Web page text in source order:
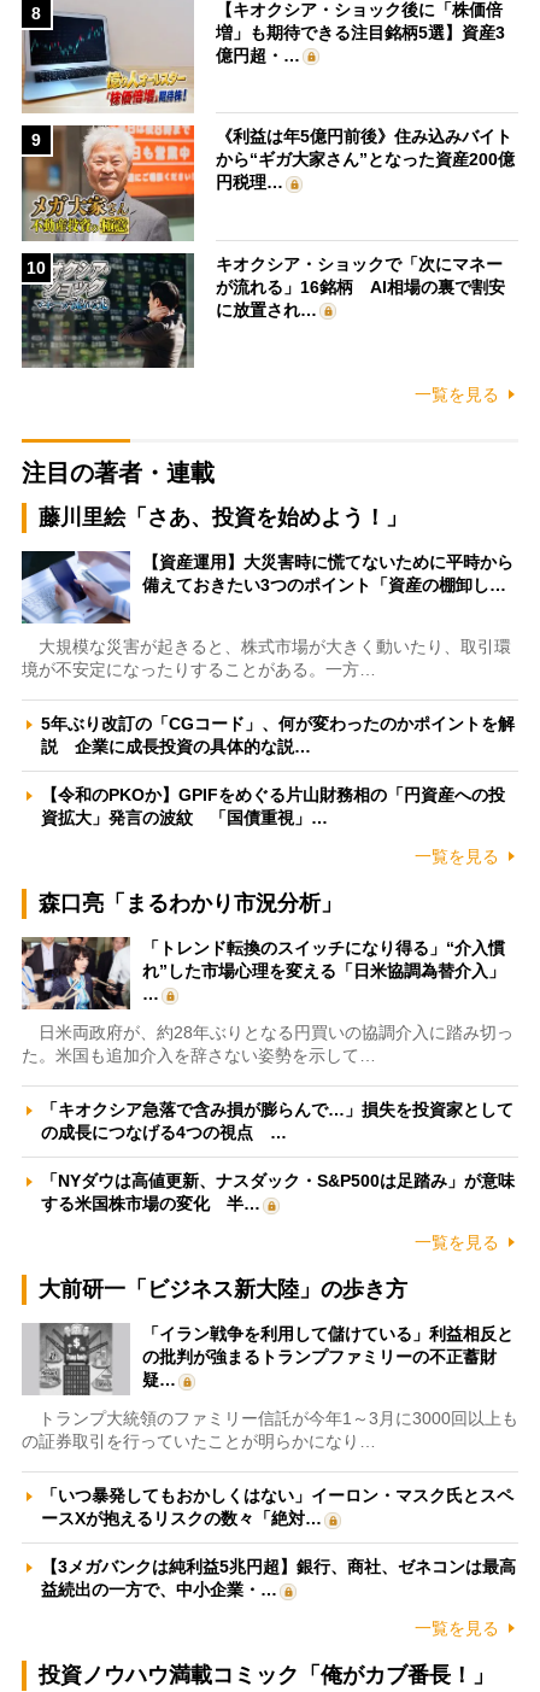
8
【キオクシア・ショック後に「株価倍
増」も期待できる注目銘柄5選】資産3
億円超・…
9
《利益は年5億円前後》住み込みバイト
から“ギガ大家さん”となった資産200億
円税理…
10
キオクシア・ショックで「次にマネー
が流れる」16銘柄 AI相場の裏で割安
に放置され…
一覧を見る
注目の著者・連載
藤川里絵「さあ、投資を始めよう！」
【資産運用】大災害時に慌てないために平時から
備えておきたい3つのポイント「資産の棚卸し…
大規模な災害が起きると、株式市場が大きく動いたり、取引環
境が不安定になったりすることがある。一方…
5年ぶり改訂の「CGコード」、何が変わったのかポイントを解
説 企業に成長投資の具体的な説…
【令和のPKOか】GPIFをめぐる片山財務相の「円資産への投
資拡大」発言の波紋 「国債重視」…
一覧を見る
森口亮「まるわかり市況分析」
「トレンド転換のスイッチになり得る」“介入慣
れ”した市場心理を変える「日米協調為替介入」
…
日米両政府が、約28年ぶりとなる円買いの協調介入に踏み切っ
た。米国も追加介入を辞さない姿勢を示して…
「キオクシア急落で含み損が膨らんで…」損失を投資家として
の成長につなげる4つの視点 …
「NYダウは高値更新、ナスダック・S&P500は足踏み」が意味
する米国株市場の変化 半…
一覧を見る
大前研一「ビジネス新大陸」の歩き方
「イラン戦争を利用して儲けている」利益相反と
の批判が強まるトランプファミリーの不正蓄財
疑…
トランプ大統領のファミリー信託が今年1～3月に3000回以上も
の証券取引を行っていたことが明らかになり…
「いつ暴発してもおかしくはない」イーロン・マスク氏とスペ
ースXが抱えるリスクの数々「絶対…
【3メガバンクは純利益5兆円超】銀行、商社、ゼネコンは最高
益続出の一方で、中小企業・…
一覧を見る
投資ノウハウ満載コミック「俺がカブ番長！」